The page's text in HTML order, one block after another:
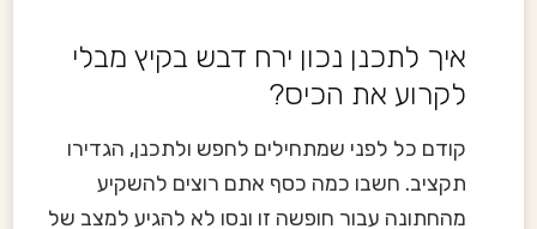
איך לתכנן נכון ירח דבש בקיץ מבלי
לקרוע את הכיס?
קודם כל לפני שמתחילים לחפש ולתכנן, הגדירו
תקציב. חשבו כמה כסף אתם רוצים להשקיע
מהחתונה עבור חופשה זו ונסו לא להגיע למצב של